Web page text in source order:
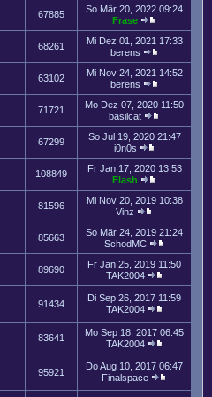
67885
So Mär 20, 2022 09:24
Frase
68261
Mi Dez 01, 2021 17:33
berens
63102
Mi Nov 24, 2021 14:52
berens
71721
Mo Dez 07, 2020 11:50
basilcat
67299
So Jul 19, 2020 21:47
i0n0s
108849
Fr Jan 17, 2020 13:53
Flash
81596
Mi Nov 20, 2019 10:38
Vinz
85663
So Mär 24, 2019 21:24
SchodMC
89690
Fr Jan 25, 2019 11:50
TAK2004
91434
Di Sep 26, 2017 11:59
TAK2004
83641
Mo Sep 18, 2017 06:45
TAK2004
95921
Do Aug 10, 2017 06:47
Finalspace